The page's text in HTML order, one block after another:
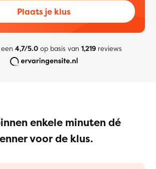
Plaats je klus
4,7/5.0op basis van 1,219reviews
enkele minuten dé
voor de klus.